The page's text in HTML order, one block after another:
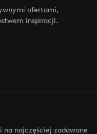
ofertami,
inspiracji.
na najczęściej zadawane